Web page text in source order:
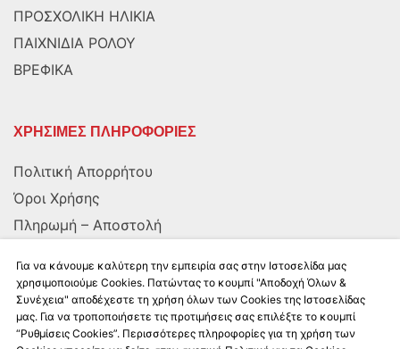
ΠΡΟΣΧΟΛΙΚΗ ΗΛΙΚΙΑ
ΠΑΙΧΝΙΔΙΑ ΡΟΛΟΥ
ΒΡΕΦΙΚΑ
ΧΡΗΣΙΜΕΣ ΠΛΗΡΟΦΟΡΙΕΣ
Πολιτική Απορρήτου
Όροι Χρήσης
Πληρωμή – Αποστολή
ΑΚΟΛΟΥΘΗΣΤΕ ΜΑΣ
Για να κάνουμε καλύτερη την εμπειρία σας στην Ιστοσελίδα μας
χρησιμοποιούμε Cookies. Πατώντας το κουμπί "Αποδοχή Όλων &
Συνέχεια" αποδέχεστε τη χρήση όλων των Cookies της Ιστοσελίδας
μας. Για να τροποποιήσετε τις προτιμήσεις σας επιλέξτε το κουμπί
“Ρυθμίσεις Cookies”. Περισσότερες πληροφορίες για τη χρήση των